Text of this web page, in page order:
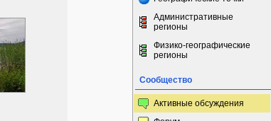
Административные
регионы
Физико-географические
регионы
Сообщество
Активные обсуждения